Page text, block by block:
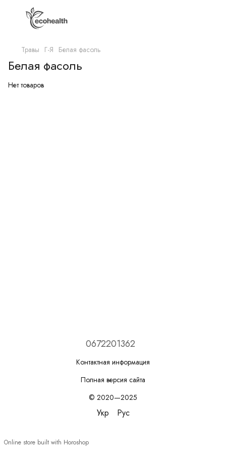
Травы Г-Я Белая фасоль
Белая фасоль
Нет товаров
0672201362
Контактная информация
Полная версия сайта
© 2020—2025
Укр Рус
Online store built with Horoshop